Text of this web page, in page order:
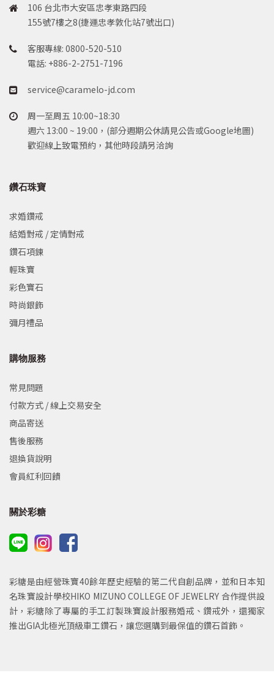
106 台北市大安區忠孝東路四段
155號7樓之8(捷運忠孝敦化站7號出口)
客服專線: 0800-520-510
電話: +886-2-2751-7196
service@caramelo-jd.com
周一至周五 10:00~18:30
週六 13:00 ~ 19:00，(部分週期公休請見公告或Google地圖)
歡迎線上致電預約，其他時段請另洽詢
鑽石珠寶
求婚鑽戒
結婚對戒 / 定情對戒
鑽石項鍊
輕珠寶
彩色寶石
時尚銀飾
彌月禮品
購物服務
常見問題
付款方式 / 線上交易安全
商品寄送
售後服務
退換貨說明
會員紅利回饋
關於彩糖
彩糖是由經營珠寶40餘年歷史經驗的第二代自創品牌，並和日本知
名珠寶設計學校HIKO MIZUNO COLLEGE OF JEWELRY 合作提供設
計，彩糖除了專屬的手工訂製珠寶設計服務婚戒、鑽戒外，還獨家
推出GIA北極光頂級車工鑽石，讓您選購到最保值的鑽石首飾。